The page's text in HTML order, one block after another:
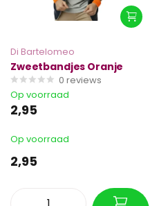
Di Bartelomeo
Zweetbandjes Oranje
0 reviews
Op voorraad
2,95
Op voorraad
2,95